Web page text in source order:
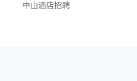
中山酒店招聘